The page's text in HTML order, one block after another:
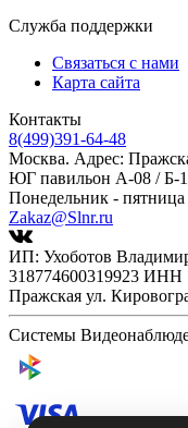
Служба поддержки
Связаться с нами
Карта сайта
Контакты
8(499)391-64-48
Москва. Адрес:
ЮГ павильон А-08 / Б-
Понедельник - пятница
Zakaz@Slnr.ru
ИП: Ухоботов
318774600319923 ИНН
Пражская ул.
Системы